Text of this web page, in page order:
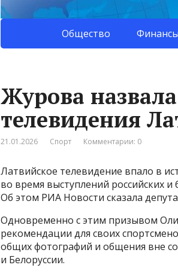
Общество Финансы
Журова
телевидения
21.01.2026 Спорт Комментарии: 0
Латвийское телевидение впало в
во время выступлений российских и
Об этом РИА Новости сказала
Одновременно с этим призывом
рекомендации для своих
общих фотографий и общения вне
и Белоруссии.